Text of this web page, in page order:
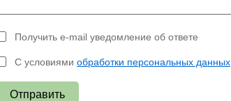
Получить e-mail уведомление об ответе
С условиями обработки персональных данных
Отправить